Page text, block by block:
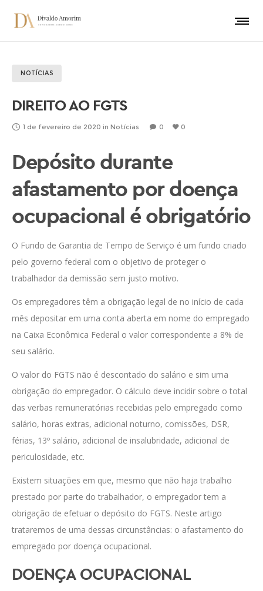
NOTÍCIAS
DIREITO AO FGTS
1 de fevereiro de 2020 in Notícias 0 0
Depósito durante
afastamento por doença
ocupacional é obrigatório
O Fundo de Garantia de Tempo de Serviço é um fundo criado
pelo governo federal com o objetivo de proteger o
trabalhador da demissão sem justo motivo.
Os empregadores têm a obrigação legal de no início de cada
mês depositar em uma conta aberta em nome do empregado
na Caixa Econômica Federal o valor correspondente a 8% de
seu salário.
O valor do FGTS não é descontado do salário e sim uma
obrigação do empregador. O cálculo deve incidir sobre o total
das verbas remuneratórias recebidas pelo empregado como
salário, horas extras, adicional noturno, comissões, DSR,
férias, 13º salário, adicional de insalubridade, adicional de
periculosidade, etc.
Existem situações em que, mesmo que não haja trabalho
prestado por parte do trabalhador, o empregador tem a
obrigação de efetuar o depósito do FGTS. Neste artigo
trataremos de uma dessas circunstâncias: o afastamento do
empregado por doença ocupacional.
DOENÇA OCUPACIONAL